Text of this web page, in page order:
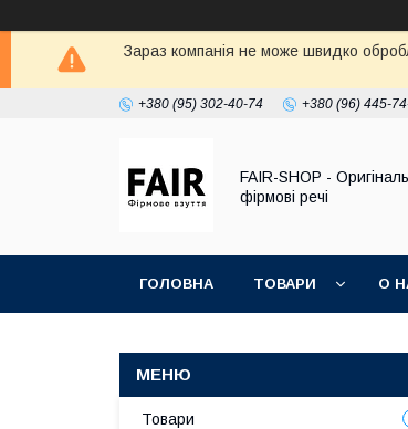
Зараз компанія не може швидко
+380 (95) 302-40-74 +380 (96) 445-
FAIR-SHOP -
фірмові речі
ГОЛОВНА ТОВАРИ О
Товари